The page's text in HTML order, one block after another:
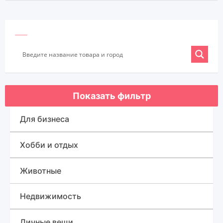
Показать фильтр
Для бизнеса
Оборудование для бизнеса
Готовый бизнес
Товары для бизнеса
Хобби и отдых
Спорт, туризм и отдых
Для быта
Животные
Недвижимость